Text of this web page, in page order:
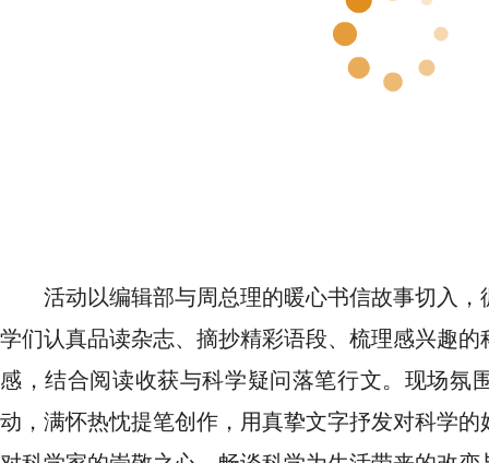
活动以编辑部与周总理的暖心书信故事切入
学们认真品读杂志、摘抄精彩语段、梳理感兴趣
感，结合阅读收获与科学疑问落笔行文。现场氛
动，满怀热忱提笔创作，用真挚文字抒发对科学